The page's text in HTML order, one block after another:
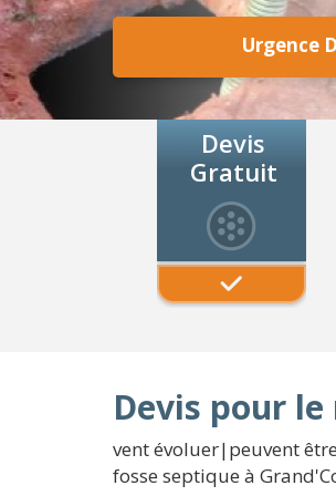
Urgence
Devis
Gratuit
Devis pour
vent évoluer|peuvent
fosse septique à